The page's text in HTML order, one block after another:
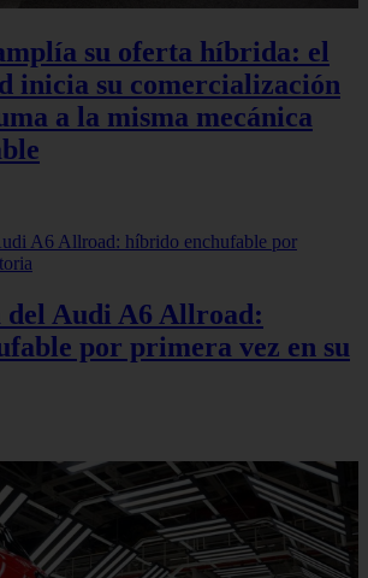
su oferta híbrida: el
inicia su comercialización
a la misma mecánica
del Audi A6 Allroad:
por primera vez en su